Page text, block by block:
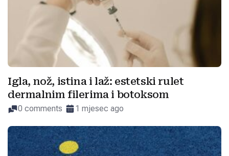
Igla, nož, istina i laž: estetski rulet
dermalnim filerima i botoksom
0 comments 1 mjesec ago